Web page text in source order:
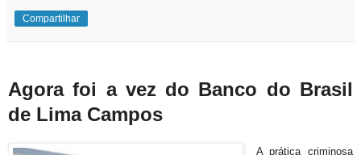
Compartilhar
Agora foi a vez do Banco do Brasil
de Lima Campos
A prática criminosa